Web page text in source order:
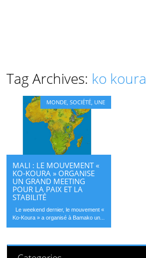
Tag Archives: ko koura
MONDE ,SOCIÉTÉ UNE
MALI : LE MOUVEMENT «
KO-KOURA » ORGANISE
UN GRAND MEETING
POUR LA PAIX ET LA
STABILITÉ
Le weekend dernier, le mouvement «
Ko-Koura » a organisé à Bamako un...